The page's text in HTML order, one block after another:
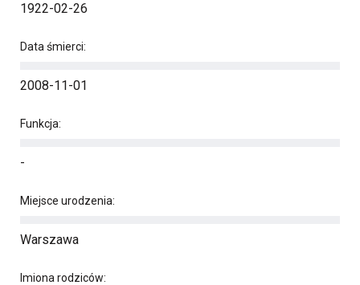
1922-02-26
Data śmierci:
2008-11-01
Funkcja:
-
Miejsce urodzenia:
Warszawa
Imiona rodziców: